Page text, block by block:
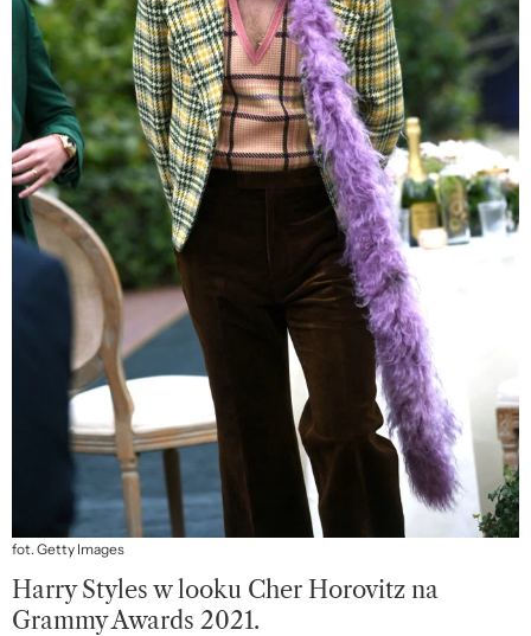
fot. Getty Images
Harry Styles w looku Cher Horovitz na
Grammy Awards 2021.